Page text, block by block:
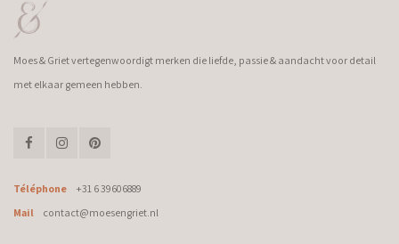
Moes & Griet vertegenwoordigt merken die liefde, passie & aandacht voor detail
met elkaar gemeen hebben.
Téléphone
+31 6 39606889
Mail
contact@moesengriet.nl